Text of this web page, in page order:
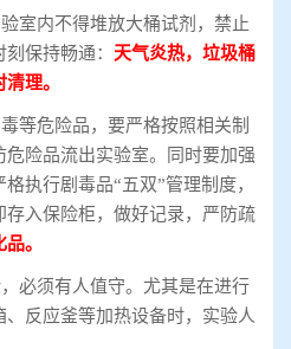
室内不得堆放大桶试剂，禁止
保持畅通： 天气炎热，垃圾桶
理。
等危险品，要严格按照相关制
险品流出实验室。同时要加强
执行剧毒品“五双”管理制度，
入保险柜，做好记录，严防疏
。
必须有人值守。尤其是在进行
反应釜等加热设备时，实验人